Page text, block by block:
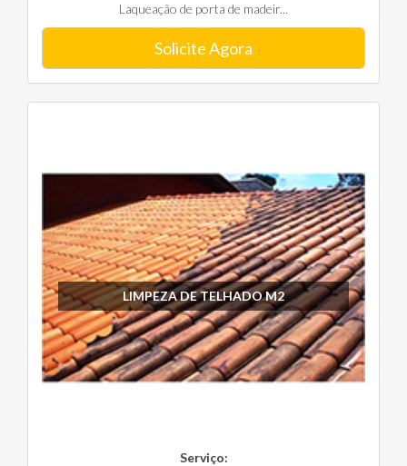
Laqueação de porta de madeir...
Solicite Agora
LIMPEZA DE TELHADO M2
Serviço: